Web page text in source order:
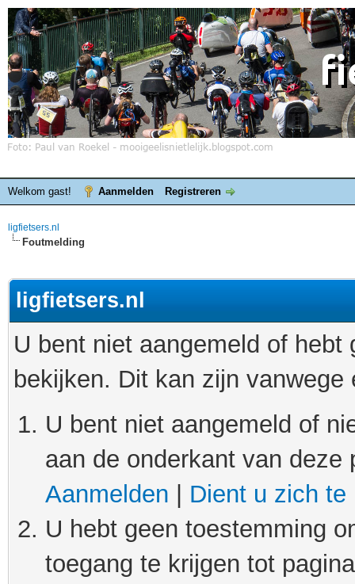
Welkom gast! Aanmelden Registreren
ligfietsers.nl
Foutmelding
ligfietsers.nl
U bent niet aangemeld of
bekijken. Dit kan zijn
U bent niet aangemeld of
aan de onderkant van
Aanmelden
Dient u zich te
U hebt geen toestemming
toegang te krijgen tot